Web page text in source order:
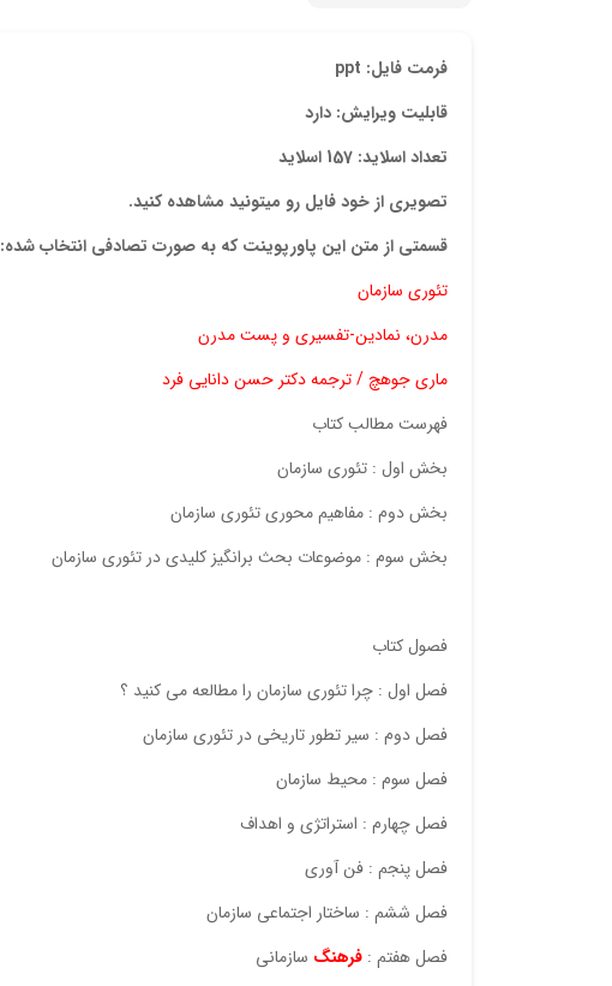
فرمت فایل: ppt
قابلیت ویرایش: دارد
تعداد اسلاید: 157 اسلاید
تصویری از خود فایل رو میتونید مشاهده کنید.
قسمتی از متن این پاورپوینت که به صورت تصادفی انتخاب شده:
تئوری سازمان
مدرن، نمادین-تفسیری و پست مدرن
ماری جوهچ / ترجمه دکتر حسن دانایی فرد
فهرست مطالب کتاب
بخش اول : تئوری سازمان
بخش دوم : مفاهیم محوری تئوری سازمان
بخش سوم : موضوعات بحث برانگیز کلیدی در تئوری سازمان
فصول کتاب
فصل اول : چرا تئوری سازمان را مطالعه می کنید ؟
فصل دوم : سیر تطور تاریخی در تئوری سازمان
فصل سوم : محیط سازمان
فصل چهارم : استراتژی و اهداف
فصل پنجم : فن آوری
فصل ششم : ساختار اجتماعی سازمان
فصل هفتم : فرهنگ سازماني